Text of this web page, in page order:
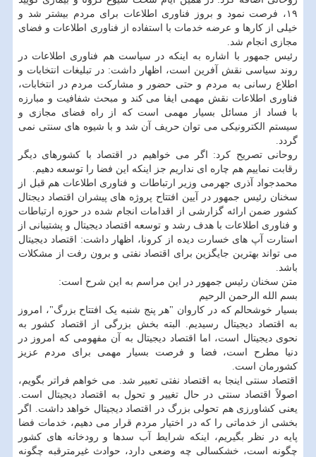
۱۹، فرصت نمود و بروز فناوری اطلاعات برای مردم بیشتر شد و
خیلی از کارها و عرضه خدمات با استفاده از فناوری اطلاعات و فضای
مجازی انجام شد.
رئیس جمهور با اشاره به اینکه در سیاست هم فناوری اطلاعات در
روند سیاسی نقش آفرین است، اظهار داشت: در تبلیغات انتخابات و
اطلاع رسانی به مردم و حتی حضور و مشارکت مردم در انتخابات،
فناوری اطلاعات نقش مهمی ایفا می کند و مبحث شفافیت و مبارزه
با فساد از مسائل بسیار مهمی است که از راه فضای مجازی و
سیستم الکترونیکی می توان حریف آن شد و با شیوه های سنتی نمی
گردد.
روحانی تصریح کرد: اگر می خواهیم در اقتصاد با کشورهای دیگر
رقابت نماییم هم چاره ای نداریم جز اینکه این فضا را توسعه دهیم.
محمدجواد آذری جهرمی وزیر ارتباطات و فناوری اطلاعات هم قبل از
سخنان رئیس جمهور در آیین افتتاح پروژه های پیشران اقتصاد دیجتال
کشور ضمن ارائه گزارشی از اقدامات انجام شده در حوزه ارتباطات
و فناوری اطلاعات با هدف رشد و توسعه اقتصاد دیجیتال و پشتیبانی از
استارت آپ های خسارت دیده از کرونا، اظهار داشت: اقتصاد دیجیتال
می تواند بهترین جایگزین برای اقتصاد نفتی و برون رفت از مشکلات
باشد.
متن سخنان رئیس جمهور در این مراسم به این شرح است:
بسم الله الرحمن الرحیم
بسیار خوشحالم که در کاروان "هر پنج شنبه یک افتتاح بزرگ"، امروز
به اقتصاد دیجیتال رسیدیم. البته بخش بزرگی از اقتصاد کشور به
نحوی دیجیتال است، اما اقتصاد دیجیتال به آن مفهومی که امروز در
دنیا مطرح است، فضا و فرصت بسیار مهمی برای مردم عزیز
کشورمان است.
اقتصاد سنتی اینجا به اقتصاد نفتی تعبیر شد. می خواهم فراتر بگویم،
اصولاً اقتصاد سنتی در حال تغییر و تحول به اقتصاد دیجیتال است.
یعنی کشاورزی هم تحولی بزرگ در اقتصاد دیجیتال خواهد داشت. اگر
بخشی از خدماتی را که در اختیار مردم قرار می دهیم، خدمات فضا
پایه در نظر بگیریم، اینکه شرایط آب سدها و رودخانه های کشور
چگونه است، خشکسالی چه وضعی دارد، حوادث غیرمترقبه چگونه